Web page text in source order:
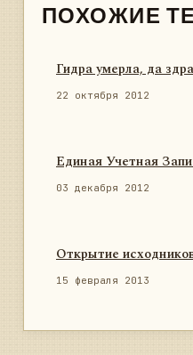
ПОХОЖИЕ
Гидра умерла, да
22 октября 2012
Единая Учетная
03 декабря 2012
Открытие
15 февраля 2013